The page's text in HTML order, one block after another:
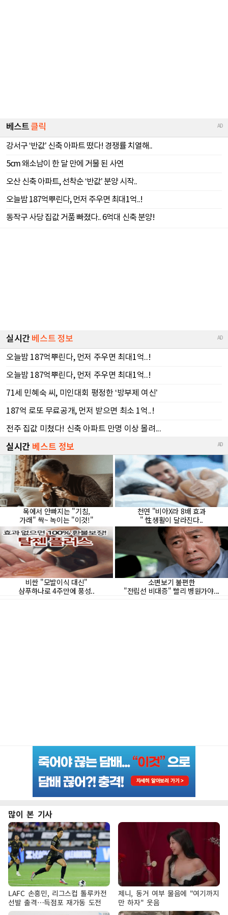
많이 본 기사
LAFC 손흥민, 리그스컵 톨루카전
선발 출격…득점포 재가동 도전
제니, 동거 여부 물음에 "여기까지
만 하자" 웃음